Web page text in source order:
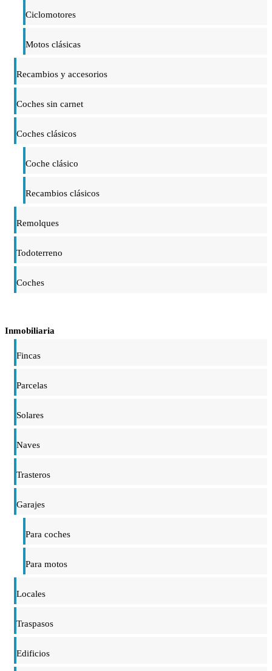
Ciclomotores
Motos clásicas
Recambios y accesorios
Coches sin carnet
Coches clásicos
Coche clásico
Recambios clásicos
Remolques
Todoterreno
Coches
Inmobiliaria
Fincas
Parcelas
Solares
Naves
Trasteros
Garajes
Para coches
Para motos
Locales
Traspasos
Edificios